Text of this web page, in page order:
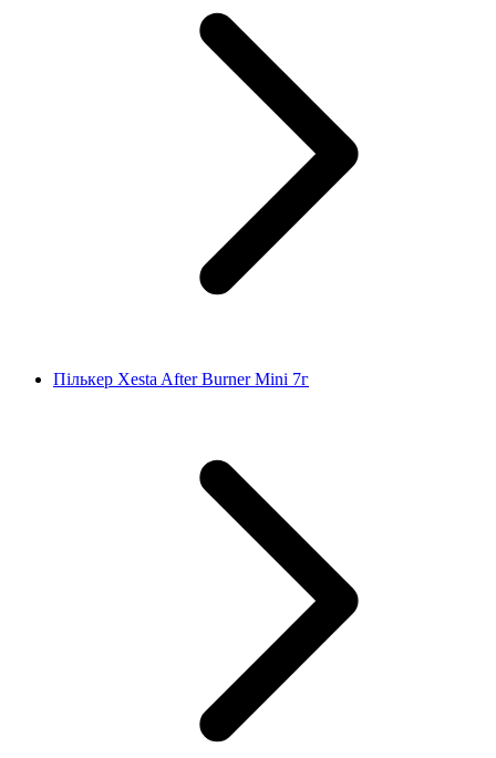
Пількер Xesta After Burner Mini 7г